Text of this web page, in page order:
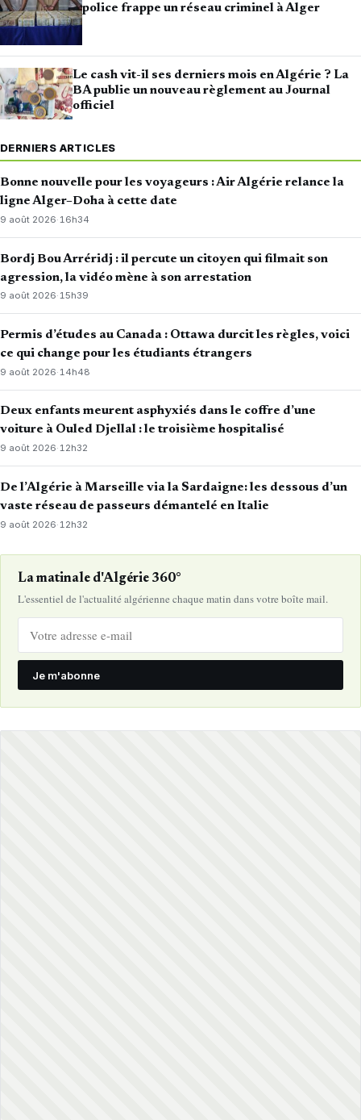
police frappe un réseau criminel à Alger
Le cash vit-il ses derniers mois en Algérie ? La
BA publie un nouveau règlement au Journal
officiel
DERNIERS ARTICLES
Bonne nouvelle pour les voyageurs : Air Algérie relance la
ligne Alger–Doha à cette date
9 août 2026·16h34
Bordj Bou Arréridj : il percute un citoyen qui filmait son
agression, la vidéo mène à son arrestation
9 août 2026·15h39
Permis d’études au Canada : Ottawa durcit les règles, voici
ce qui change pour les étudiants étrangers
9 août 2026· 14h48
Deux enfants meurent asphyxiés dans le coffre d’une
voiture à Ouled Djellal : le troisième hospitalisé
9 août 2026·12h32
De l’Algérie à Marseille via la Sardaigne: les dessous d’un
vaste réseau de passeurs démantelé en Italie
9 août 2026· 12h32
La matinale d'Algérie 360°
L'essentiel de l'actualité algérienne chaque matin dans votre boîte mail.
Je m'abonne